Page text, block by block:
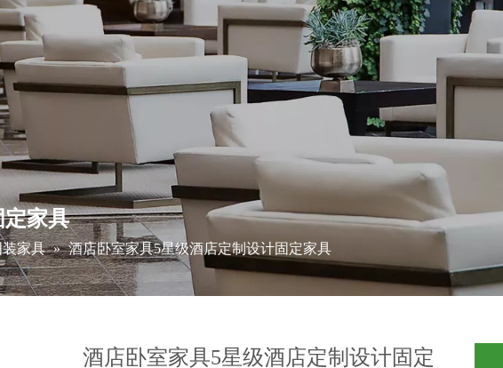
定家具
家具 » 酒店卧室家具5星级酒店定制设计固定家具
酒店卧室家具5星级酒店定制设计固定